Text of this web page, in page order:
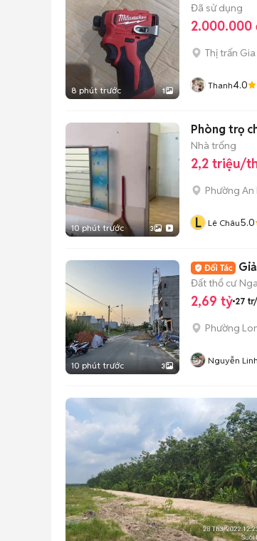
8 phút trước 1
Đã sử dụng
2.000.000
Thị trấn Gia
Thanh4.0
10 phút trước 3
Phòng trọ
Nhà trống
2,2 triệu/
Phường An
L Lê Châu5.0
10 phút trước 3
Đất thổ cư
2,69 tỷ 27
Phường
Nguyễn